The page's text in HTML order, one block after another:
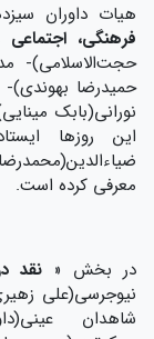
هیات داوران
فرهنگی،
حجت‌الاسلامی)-
حمیدرضا بهوندی)-
نورانی(بابک
این روزها
معرفی کرده است.
در بخش « نقد
نیوجرسی(علی
شاهدان